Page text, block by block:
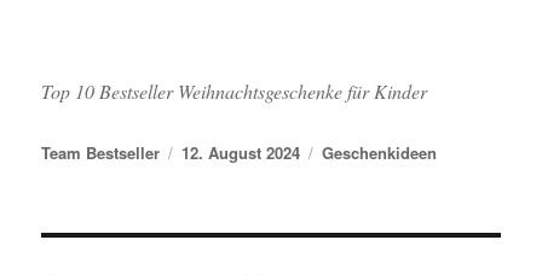
Top 10 Bestseller Weihnachtsgeschenke für Kinder
Autor
Team Bestseller Veröffentlicht am
12. August 2024 Kategorien
Geschenkideen